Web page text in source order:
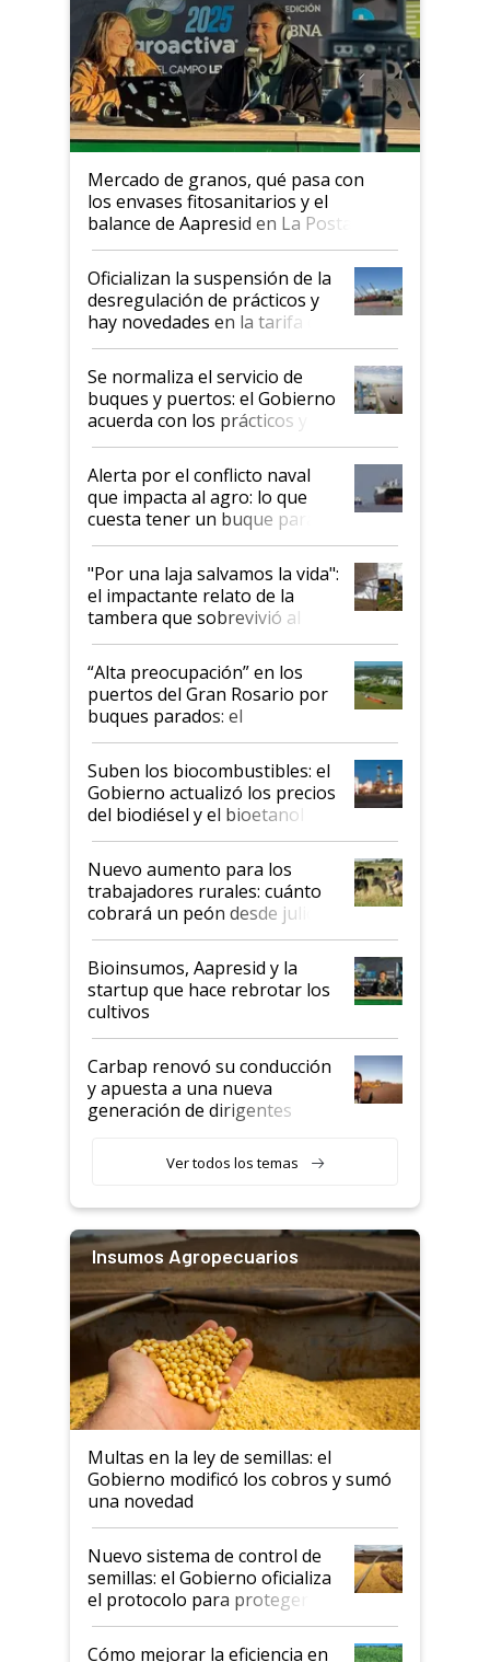
Mercado de granos, qué pasa con
los envases fitosanitarios y el
balance de Aapresid en La Posta
Oficializan la suspensión de la
desregulación de prácticos y
hay novedades en la tarifa de
la hidrovía
Se normaliza el servicio de
buques y puertos: el Gobierno
acuerda con los prácticos y
suspende el decreto de
desregulación
Alerta por el conflicto naval
que impacta al agro: lo que
cuesta tener un buque parado
y el peligro de que Argentina
pase a ser "país sucio"
"Por una laja salvamos la vida":
el impactante relato de la
tambera que sobrevivió al
tornado
“Alta preocupación” en los
puertos del Gran Rosario por
buques parados: el
funcionamiento de las
exportadoras en tensión tras
la medida de fuerza de los
prácticos
Suben los biocombustibles: el
Gobierno actualizó los precios
del biodiésel y el bioetanol
Nuevo aumento para los
trabajadores rurales: cuánto
cobrará un peón desde julio
Bioinsumos, Aapresid y la
startup que hace rebrotar los
cultivos
Carbap renovó su conducción
y apuesta a una nueva
generación de dirigentes
Ver todos los temas
Insumos Agropecuarios
Multas en la ley de semillas: el
Gobierno modificó los cobros y sumó
una novedad
Nuevo sistema de control de
semillas: el Gobierno oficializa
el protocolo para proteger la
propiedad intelectual
Cómo mejorar la eficiencia en